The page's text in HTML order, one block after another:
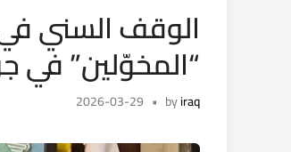
الوقف السني
“المخوّلين” في
byiraq
•
2026-03-29